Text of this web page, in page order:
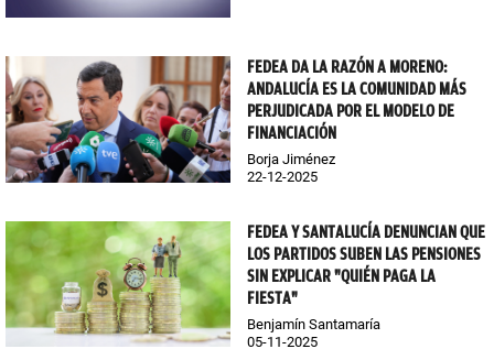
FEDEA DA LA RAZÓN A MORENO:
ANDALUCÍA ES LA COMUNIDAD MÁS
PERJUDICADA POR EL MODELO DE
FINANCIACIÓN
Borja Jiménez
22-12-2025
FEDEA Y SANTALUCÍA DENUNCIAN QUE
LOS PARTIDOS SUBEN LAS PENSIONES
SIN EXPLICAR "QUIÉN PAGA LA
FIESTA"
Benjamín Santamaría
05-11-2025